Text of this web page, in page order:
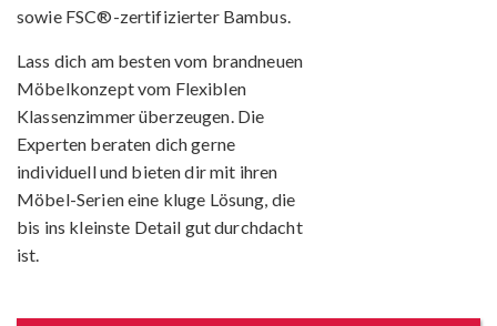
sowie FSC®-zertifizierter Bambus.
Lass dich am besten vom brandneuen
Möbelkonzept vom Flexiblen
Klassenzimmer überzeugen. Die
Experten beraten dich gerne
individuell und bieten dir mit ihren
Möbel-Serien eine kluge Lösung, die
bis ins kleinste Detail gut durchdacht
ist.